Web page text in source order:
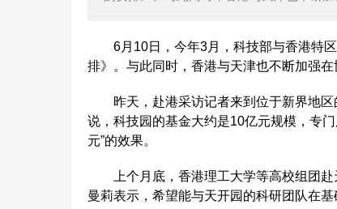
6月10日，今年3月，科技部与香港特区
排》。与此同时，香港与天津也不断加强在
昨天，赴港采访记者来到位于新界地区
说，科技园的基金大约是10亿元规模，专
元”的效果。
上个月底，香港理工大学等高校组团赴
曼莉表示，希望能与天开园的科研团队在基